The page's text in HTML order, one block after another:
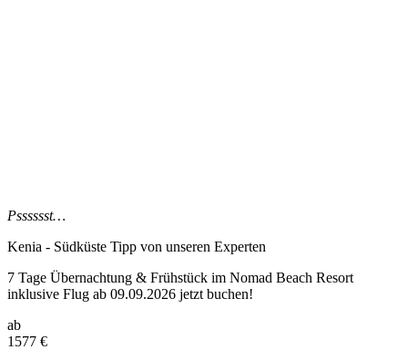
Psssssst…
Kenia - Südküste Tipp von unseren Experten
7 Tage Übernachtung & Frühstück im Nomad Beach Resort
inklusive Flug ab 09.09.2026 jetzt buchen!
ab
1577 €